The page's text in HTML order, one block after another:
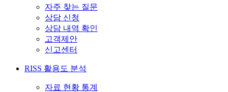
자주 찾는 질문
상담 신청
상담 내역 확인
고객제안
신고센터
RISS 활용도 분석
자료 현황 통계